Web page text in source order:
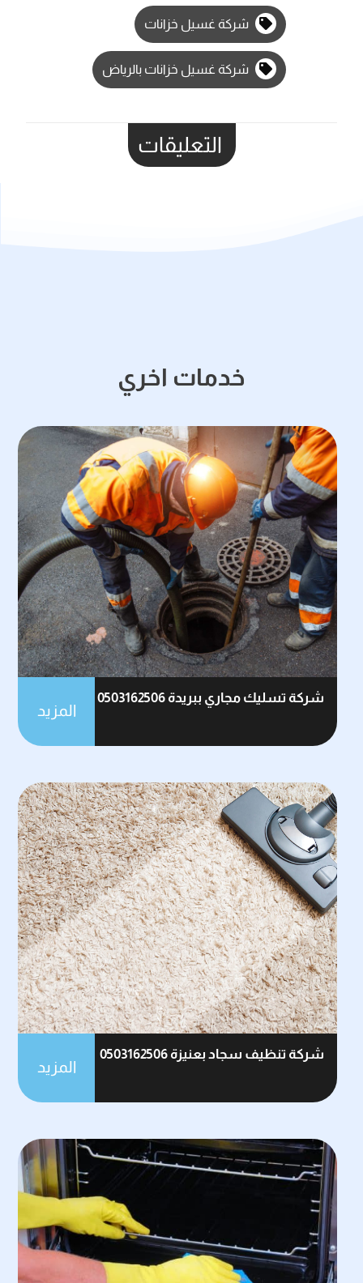
شركة غسيل خزانات
شركة غسيل خزانات بالرياض
التعليقات
خدمات اخري
شركة تسليك مجاري ببريدة 0503162506
المزيد
شركة تنظيف سجاد بعنيزة 0503162506
المزيد